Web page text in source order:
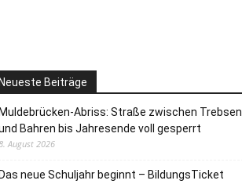
Beiträge
Abriss: Straße zwischen Trebsen
Bahren bis Jahresende voll gesperrt
August 2026
neue Schuljahr beginnt – BildungsTicket